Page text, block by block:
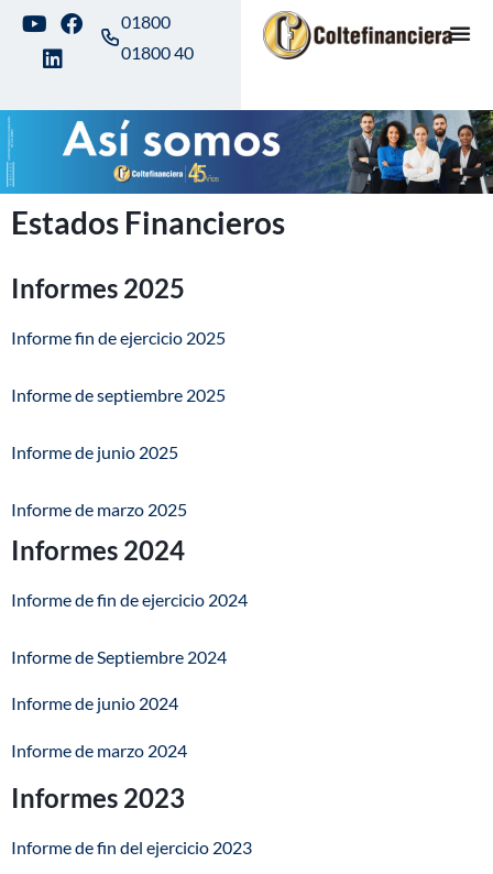
01800
01800 40
Estados Financieros
Informes 2025
Informe fin de ejercicio 2025
Informe de septiembre 2025
Informe de junio 2025
Informe de marzo 2025
Informes 2024
Informe de fin de ejercicio 2024
Informe de Septiembre 2024
Informe de junio 2024
Informe de marzo 2024
Informes 2023
Informe de fin del ejercicio 2023